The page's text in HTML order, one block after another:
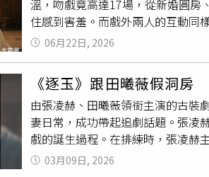
參與胚胎形成，依法無法單方面要
程是否存在疏失，或向法院聲請行
希望挽回這段婚姻。經過雙方協商
一次機會。這起家暴案件不僅揭露
次掀起外界對家庭暴力防治，以及
110。若自身或旁人遭受身體精神
姓人瑞的張姓媳婦並未出庭，委任
犯罪，希望跟賴姓女子調解，以求
士是否有不滿意的地方？他沒有回
說很好。根據了解，王家人接回
假結婚，檢方仍在偵辦中。
溫，吻戲竟高達17場，從新婚圓房
住感到害羞。而戲外兩人的互動同
拖鞋，模樣十分隨性。楊紫笑指對
心的正能量，「就是一個很好的
最大的共同點，就是願意為了理
角色，李現在開拍前兩個月展開密
整呈現唐代人物風貌。他表示，拍
細節，都讓他對那個時代有更深刻
06月22日, 2026
《逐玉》跟田曦薇假洞房
由張凌赫、田曦薇領銜主演的古裝
妻日常，成功帶起追劇話題。張凌
戲的誕生過程。在排練時，張凌赫
單純的親吻多了俏皮與曖昧的氛圍
眾紛紛表示這個小動作甜度爆表
03月09日, 2026